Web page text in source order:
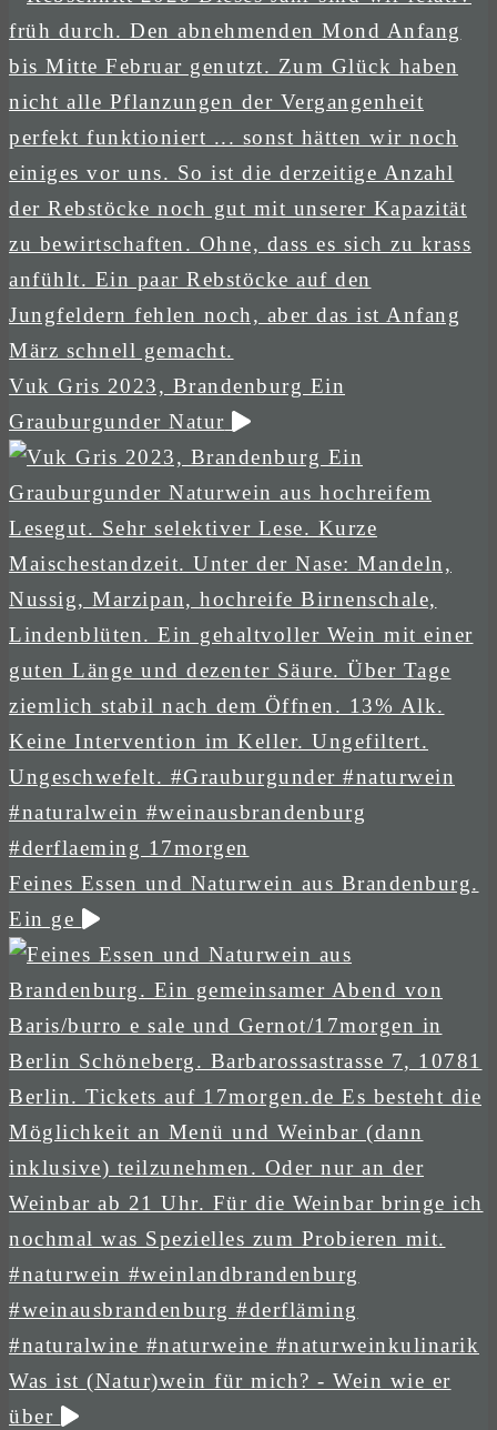
Vuk Gris 2023, Brandenburg Ein
Grauburgunder Natur
Feines Essen und Naturwein aus Brandenburg.
Ein ge
Was ist (Natur)wein für mich? - Wein wie er
über